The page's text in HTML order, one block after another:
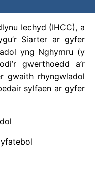
Iechyd (IHCC), a
Siarter ar gyfer
yng Nghymru (y
gwerthoedd a’r
gwaith rhyngwladol
sylfaen ar gyfer